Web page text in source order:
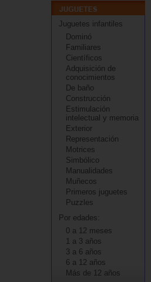
Juguetes infantiles
Dominó
Familiares
Científicos
Adquisición de
conocimientos
De baño
Construcción
Estimulación
intelectual y memoria
Exterior
Representación
Motrices
Simbólico
Manualidades
Muñecos
Primeros juguetes
Puzzles
Por edades:
0 a 12 meses
1 a 3 años
3 a 6 años
6 a 12 años
Más de 12 años